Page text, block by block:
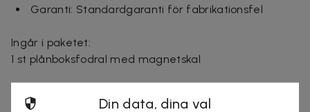
Garanti: Standardgaranti för fabrikationsfel
Ingår i paketet:
1 st plånboksfodral med magnetskal
Din data, dina val